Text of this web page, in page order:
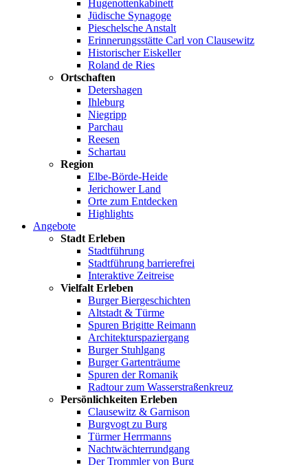
Hugenottenkabinett
Jüdische Synagoge
Pieschelsche Anstalt
Erinnerungsstätte Carl von Clausewitz
Historischer Eiskeller
Roland de Ries
Ortschaften
Detershagen
Ihleburg
Niegripp
Parchau
Reesen
Schartau
Region
Elbe-Börde-Heide
Jerichower Land
Orte zum Entdecken
Highlights
Angebote
Stadt Erleben
Stadtführung
Stadtführung barrierefrei
Interaktive Zeitreise
Vielfalt Erleben
Burger Biergeschichten
Altstadt & Türme
Spuren Brigitte Reimann
Architekturspaziergang
Burger Stuhlgang
Burger Gartenträume
Spuren der Romanik
Radtour zum Wasserstraßenkreuz
Persönlichkeiten Erleben
Clausewitz & Garnison
Burgvogt zu Burg
Türmer Herrmanns
Nachtwächterrundgang
Der Trommler von Burg